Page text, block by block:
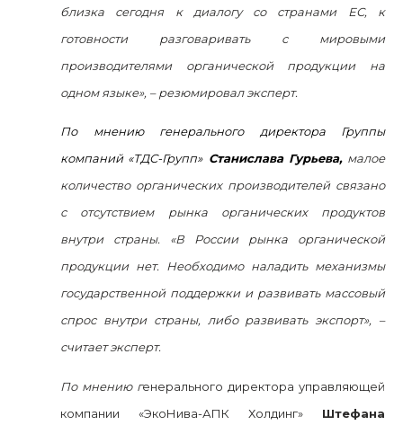
близка сегодня к диалогу со странами ЕС, к
готовности разговаривать с мировыми
производителями органической продукции на
одном языке», – резюмировал эксперт.
По мнению генерального директора Группы
компаний «ТДС-Групп» Станислава Гурьева, малое
количество органических производителей связано
с отсутствием рынка органических продуктов
внутри страны. «В России рынка органической
продукции нет. Необходимо наладить механизмы
государственной поддержки и развивать массовый
спрос внутри страны, либо развивать экспорт», –
считает эксперт.
По мнению генерального директора управляющей
компании «ЭкоНива-АПК Холдинг» Штефана